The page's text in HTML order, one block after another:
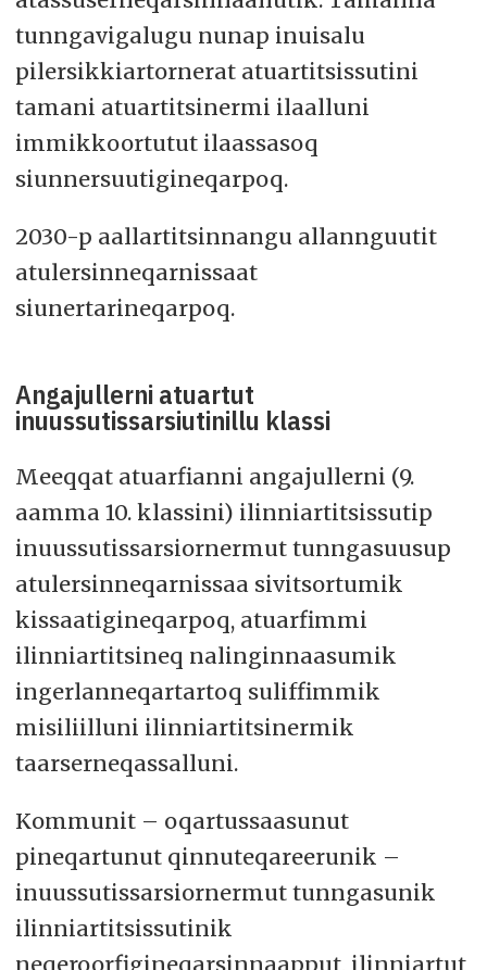
tunngavigalugu nunap inuisalu
pilersikkiartornerat atuartitsissutini
tamani atuartitsinermi ilaalluni
immikkoortutut ilaassasoq
siunnersuutigineqarpoq.
2030-p aallartitsinnangu allannguutit
atulersinneqarnissaat
siunertarineqarpoq.
Angajullerni atuartut
inuussutissarsiutinillu klassi
Meeqqat atuarfianni angajullerni (9.
aamma 10. klassini) ilinniartitsissutip
inuussutissarsiornermut tunngasuusup
atulersinneqarnissaa sivitsortumik
kissaatigineqarpoq, atuarfimmi
ilinniartitsineq nalinginnaasumik
ingerlanneqartartoq suliffimmik
misiliilluni ilinniartitsinermik
taarserneqassalluni.
Kommunit – oqartussaasunut
pineqartunut qinnuteqareerunik –
inuussutissarsiornermut tunngasunik
ilinniartitsissutinik
neqeroorfigineqarsinnaapput, ilinniartut